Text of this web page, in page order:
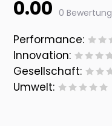
0.00 0
Performance:
Innovation:
Gesellschaft:
Umwelt: